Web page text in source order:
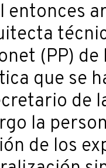
entonces
(PP)
que se
de
la
de los